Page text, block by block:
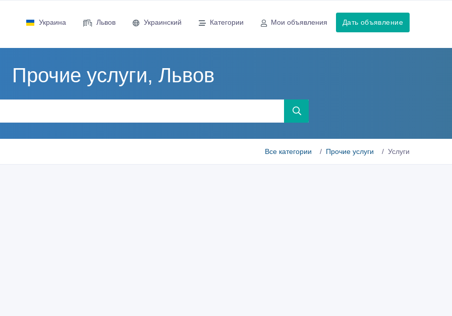
Украина Львов Украинский Категории Мои объявления Дать объявление
Прочие услуги, Львов
Все категории Прочие услуги Услуги